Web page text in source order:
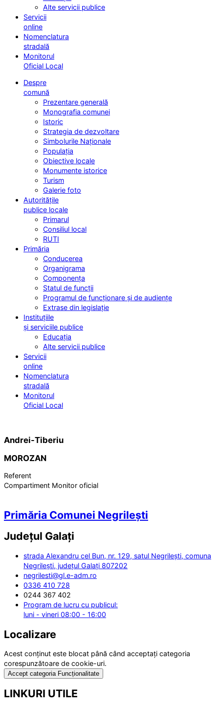
Alte servicii publice
Servicii
online
Nomenclatura
stradală
Monitorul
Oficial Local
Despre
comună
Prezentare generală
Monografia comunei
Istoric
Strategia de dezvoltare
Simbolurile Naționale
Populația
Obiective locale
Monumente istorice
Turism
Galerie foto
Autoritățile
publice locale
Primarul
Consiliul local
RUTI
Primăria
Conducerea
Organigrama
Componența
Statul de funcții
Programul de funcționare și de audiențe
Extrase din legislație
Instituțiile
și serviciile publice
Educația
Alte servicii publice
Servicii
online
Nomenclatura
stradală
Monitorul
Oficial Local
Andrei-Tiberiu
MOROZAN
Referent
Compartiment Monitor oficial
Primăria Comunei Negrilești
Județul Galați
strada Alexandru cel Bun, nr. 129, satul Negrilești, comuna
Negrilești, județul Galați 807202
negrilesti@gl.e-adm.ro
0336 410 728
0244 367 402
Program de lucru cu publicul:
luni - vineri 08:00 - 16:00
Localizare
Acest conținut este blocat până când acceptați categoria
corespunzătoare de cookie-uri.
Accept categoria Funcționalitate
LINKURI UTILE